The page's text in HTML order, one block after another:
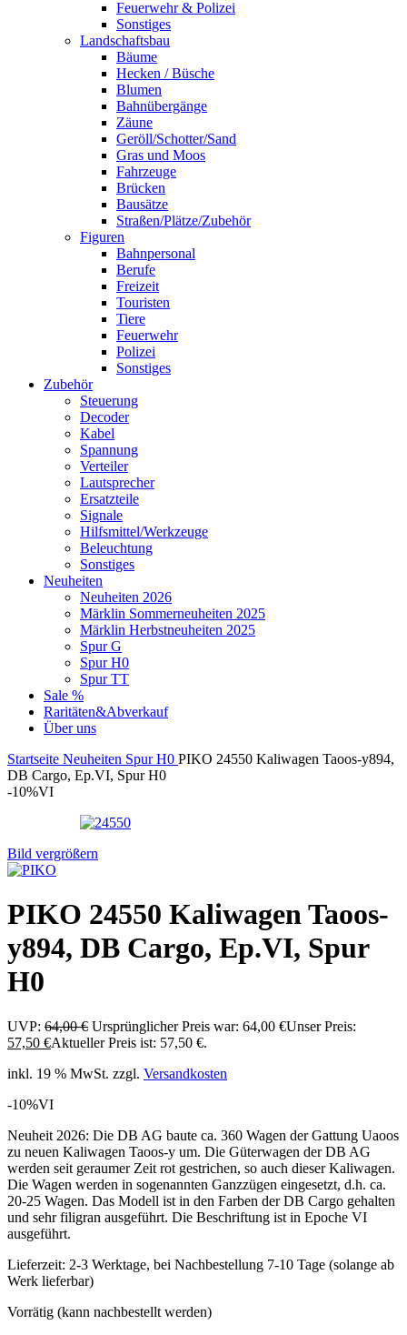
Feuerwehr & Polizei
Sonstiges
Landschaftsbau
Bäume
Hecken / Büsche
Blumen
Bahnübergänge
Zäune
Geröll/Schotter/Sand
Gras und Moos
Fahrzeuge
Brücken
Bausätze
Straßen/Plätze/Zubehör
Figuren
Bahnpersonal
Berufe
Freizeit
Touristen
Tiere
Feuerwehr
Polizei
Sonstiges
Zubehör
Steuerung
Decoder
Kabel
Spannung
Verteiler
Lautsprecher
Ersatzteile
Signale
Hilfsmittel/Werkzeuge
Beleuchtung
Sonstiges
Neuheiten
Neuheiten 2026
Märklin Sommerneuheiten 2025
Märklin Herbstneuheiten 2025
Spur G
Spur H0
Spur TT
Sale %
Raritäten&Abverkauf
Über uns
Startseite Neuheiten Spur H0 PIKO 24550 Kaliwagen Taoos-y894,
DB Cargo, Ep.VI, Spur H0
-10%VI
Bild vergrößern
PIKO 24550 Kaliwagen Taoos-
y894, DB Cargo, Ep.VI, Spur
H0
UVP: 64,00€ Ursprünglicher Preis war: 64,00 €Unser Preis:
57,50 €Aktueller Preis ist: 57,50 €.
inkl. 19 % MwSt. zzgl. Versandkosten
-10%VI
Neuheit 2026: Die DB AG baute ca. 360 Wagen der Gattung Uaoos
zu neuen Kaliwagen Taoos-y um. Die Güterwagen der DB AG
werden seit geraumer Zeit rot gestrichen, so auch dieser Kaliwagen.
Die Wagen werden in sogenannten Ganzzügen eingesetzt, d.h. ca.
20-25 Wagen. Das Modell ist in den Farben der DB Cargo gehalten
und sehr filigran ausgeführt. Die Beschriftung ist in Epoche VI
ausgeführt.
Lieferzeit: 2-3 Werktage, bei Nachbestellung 7-10 Tage (solange ab
Werk lieferbar)
Vorrätig (kann nachbestellt werden)